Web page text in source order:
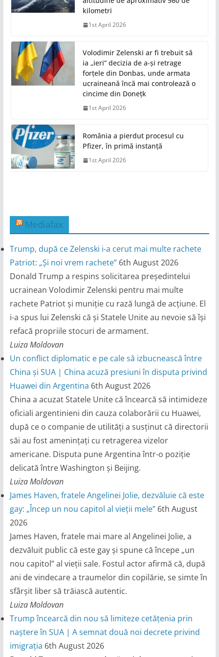
kilometri
1st April 2026
Volodimir Zelenski ar fi trebuit să
ia „ieri” decizia de a-și retrage
forțele din Donbas, unde armata
ucraineană încă mai controlează o
cincime din Donețk
1st April 2026
România a pierdut procesul cu
Pfizer, în primă instanță
1st April 2026
Mediafax
Trump, după ce Zelenski i-a cerut mai multe rachete
Patriot: „Și noi vrem rachete” 6th August 2026
Donald Trump a respins solicitarea președintelui
ucrainean Volodimir Zelenski pentru mai multe
rachete Patriot și muniție cu rază lungă de acțiune. El
i-a spus lui Zelenski că și Statele Unite au nevoie să își
refacă propriile stocuri de armament.
Luiza Moldovan
Un conflict diplomatic e pe cale să izbucnească între
China și SUA | China acuză presiuni în disputa privind
Huawei din Argentina 6th August 2026
China a acuzat Statele Unite că încearcă să intimideze
oficiali argentinieni din cauza colaborării cu Huawei,
după ce o companie de utilități a susținut că directorii
săi au fost amenințați cu retragerea vizelor
americane. Disputa pune Argentina într-o poziție
delicată între Washington și Beijing.
Luiza Moldovan
James Haven, fratele Angelinei Jolie, dezvăluie că este
gay: „Încep un nou capitol al vieții mele” 6th August
2026
James Haven, fratele mai mare al Angelinei Jolie, a
dezvăluit public că este gay și spune că începe „un
nou capitol” al vieții sale. Fostul actor afirmă că, după
ani de vindecare a traumelor din copilărie, se simte în
sfârșit liber să trăiască autentic.
Luiza Moldovan
Trump încearcă din nou să limiteze cetățenia prin
naștere în SUA | A semnat două noi decrete privind
imigrația 6th August 2026